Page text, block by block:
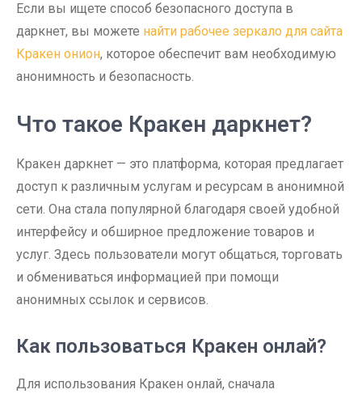
Если вы ищете способ безопасного доступа в
даркнет, вы можете найти рабочее зеркало для сайта
Кракен онион, которое обеспечит вам необходимую
анонимность и безопасность.
Что такое Кракен даркнет?
Кракен даркнет — это платформа, которая предлагает
доступ к различным услугам и ресурсам в анонимной
сети. Она стала популярной благодаря своей удобной
интерфейсу и обширное предложение товаров и
услуг. Здесь пользователи могут общаться, торговать
и обмениваться информацией при помощи
анонимных ссылок и сервисов.
Как пользоваться Кракен онлай?
Для использования Кракен онлай, сначала